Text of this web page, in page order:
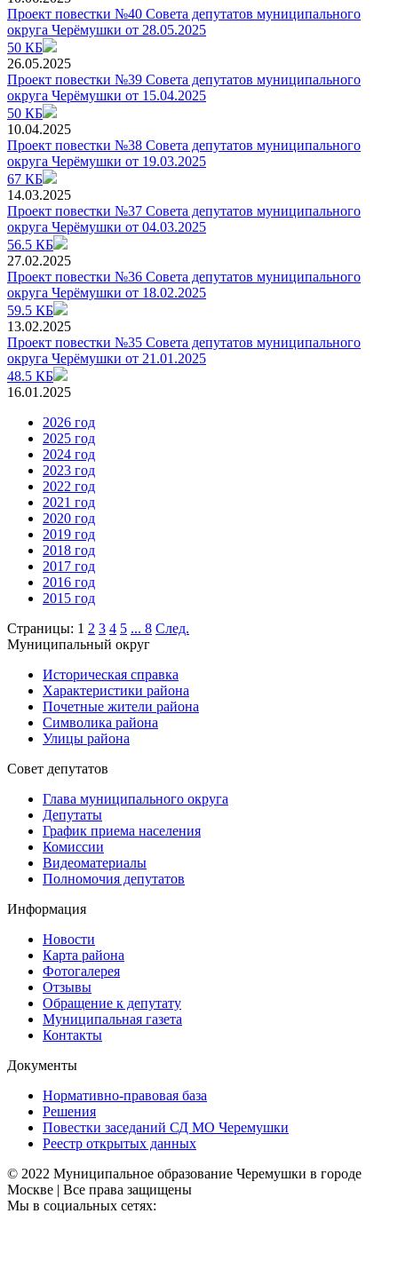
Проект повестки №40 Совета депутатов муниципального
округа Черёмушки от 28.05.2025
50 КБ
26.05.2025
Проект повестки №39 Совета депутатов муниципального
округа Черёмушки от 15.04.2025
50 КБ
10.04.2025
Проект повестки №38 Совета депутатов муниципального
округа Черёмушки от 19.03.2025
67 КБ
14.03.2025
Проект повестки №37 Совета депутатов муниципального
округа Черёмушки от 04.03.2025
56.5 КБ
27.02.2025
Проект повестки №36 Совета депутатов муниципального
округа Черёмушки от 18.02.2025
59.5 КБ
13.02.2025
Проект повестки №35 Совета депутатов муниципального
округа Черёмушки от 21.01.2025
48.5 КБ
16.01.2025
2026 год
2025 год
2024 год
2023 год
2022 год
2021 год
2020 год
2019 год
2018 год
2017 год
2016 год
2015 год
Страницы: 1 2 3 4 5 ... 8 След.
Муниципальный округ
Историческая справка
Характеристики района
Почетные жители района
Символика района
Улицы района
Совет депутатов
Глава муниципального округа
Депутаты
График приема населения
Комиссии
Видеоматериалы
Полномочия депутатов
Информация
Новости
Карта района
Фотогалерея
Отзывы
Обращение к депутату
Муниципальная газета
Контакты
Документы
Нормативно-правовая база
Решения
Повестки заседаний СД МО Черемушки
Реестр открытых данных
© 2022 Муниципальное образование Черемушки в городе
Москве | Все права защищены
Мы в социальных сетях: